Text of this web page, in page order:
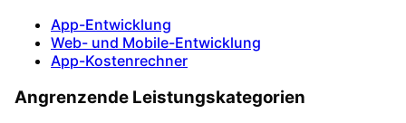
App-Entwicklung
Web- und Mobile-Entwicklung
App-Kostenrechner
Angrenzende Leistungskategorien